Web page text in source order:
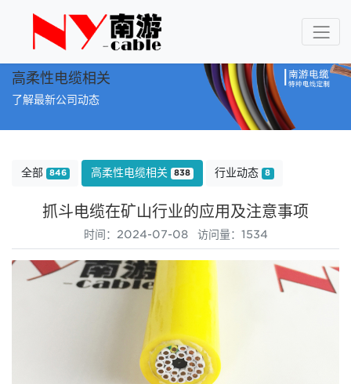
高柔性电缆相关
了解最新公司动态
全部 846 高柔性电缆相关 838 行业动态 8
抓斗电缆在矿山行业的应用及注意事项
时间：2024-07-08 访问量：1534